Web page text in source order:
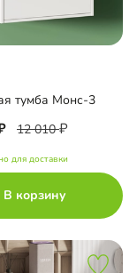
тумба Монс-3
12 010
для доставки
В корзину